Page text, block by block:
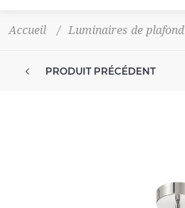
Accueil / Luminaires de plafond
PRODUIT PRÉCÉDENT